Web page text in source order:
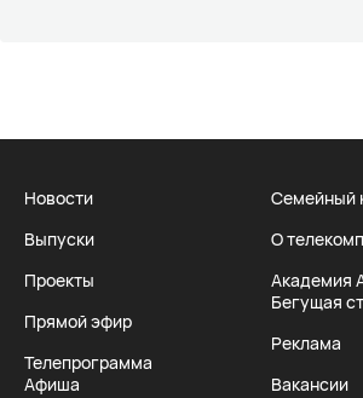
Новости
Выпуски
Проекты
Прямой эфир
Телепрограмма
Афиша
Семейный
О
Академия
Бегущая
Реклама
Вакансии